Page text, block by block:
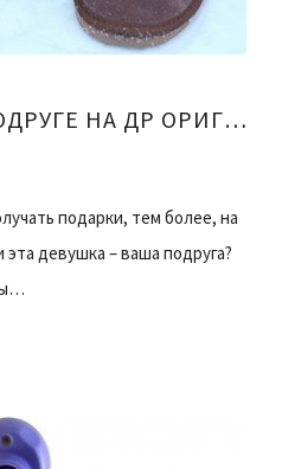
ЧТО ПОДАРИТЬ ПОДРУГЕ НА ДР ОРИГИНАЛЬНОЕ
подарки, тем более, на
девушка – ваша подруга?